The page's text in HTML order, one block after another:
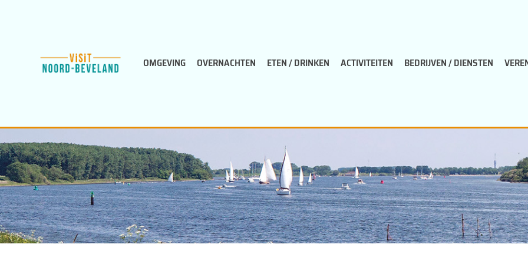
OMGEVING OVERNACHTEN ETEN / DRINKEN ACTIVITEITEN BEDRIJVEN / DIENSTEN